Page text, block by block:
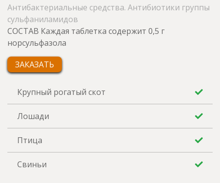
Антибактериальные средства. Антибиотики группы
сульфаниламидов
СОСТАВ Каждая таблетка содержит 0,5 г
норсульфазола
ЗАКАЗАТЬ
Крупный рогатый скот
Лошади
Птица
Свиньи